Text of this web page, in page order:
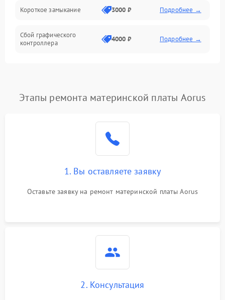
Короткое замыкание 3000 ₽ Подробнее →
Сбой графического
контроллера
4000 ₽ Подробнее →
Этапы ремонта материнской платы Aorus
1. Вы оставляете заявку
Оставьте заявку на ремонт материнской платы Aorus
2. Консультация